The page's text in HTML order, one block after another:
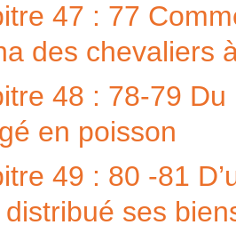
47 : 77
des chevaliers
48 : 78-79 Du
en poisson
49 : 80 -81
ses